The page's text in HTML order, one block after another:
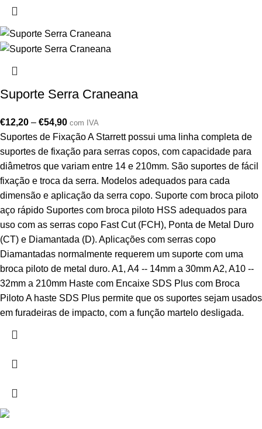
Suporte Serra Craneana
€12,20 – €54,90 com IVA
Suportes de Fixação A Starrett possui uma linha completa de
suportes de fixação para serras copos, com capacidade para
diâmetros que variam entre 14 e 210mm. São suportes de fácil
fixação e troca da serra. Modelos adequados para cada
dimensão e aplicação da serra copo. Suporte com broca piloto
aço rápido Suportes com broca piloto HSS adequados para
uso com as serras copo Fast Cut (FCH), Ponta de Metal Duro
(CT) e Diamantada (D). Aplicações com serras copo
Diamantadas normalmente requerem um suporte com uma
broca piloto de metal duro. A1, A4 -- 14mm a 30mm A2, A10 --
32mm a 210mm Haste com Encaixe SDS Plus com Broca
Piloto A haste SDS Plus permite que os suportes sejam usados
em furadeiras de impacto, com a função martelo desligada.